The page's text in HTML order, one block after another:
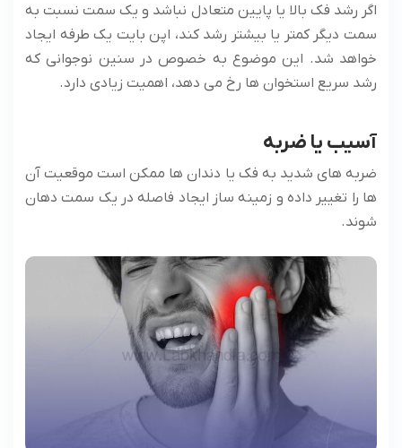
اگر رشد فک بالا یا پایین متعادل نباشد و یک سمت نسبت به
سمت دیگر کمتر یا بیشتر رشد کند، اپن بایت یک طرفه ایجاد
خواهد شد. این موضوع به خصوص در سنین نوجوانی که
رشد سریع استخوان ها رخ می ‌دهد، اهمیت زیادی دارد.
آسیب یا ضربه
ضربه های شدید به فک یا دندان ها ممکن است موقعیت آن
ها را تغییر داده و زمینه ساز ایجاد فاصله در یک سمت دهان
شوند.